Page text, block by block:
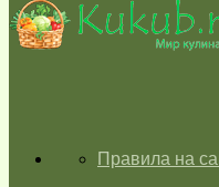
skin
ГЛАВНАЯПравила на